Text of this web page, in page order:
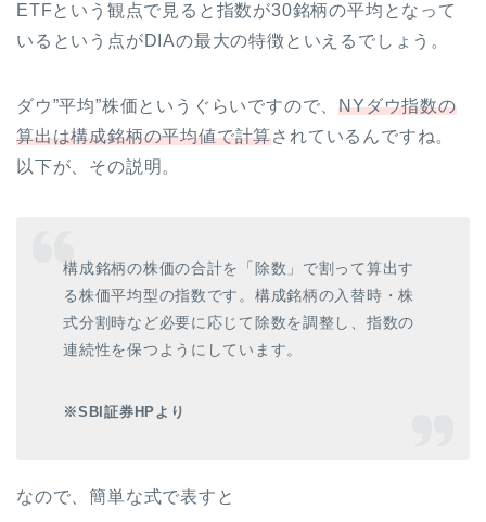
ETFという観点で見ると指数が30銘柄の平均となって
いるという点がDIAの最大の特徴といえるでしょう。
ダウ”平均”株価というぐらいですので、NYダウ指数の
算出は構成銘柄の平均値で計算されているんですね。
以下が、その説明。
構成銘柄の株価の合計を「除数」で割って算出す
る株価平均型の指数です。構成銘柄の入替時・株
式分割時など必要に応じて除数を調整し、指数の
連続性を保つようにしています。
※SBI証券HPより
なので、簡単な式で表すと